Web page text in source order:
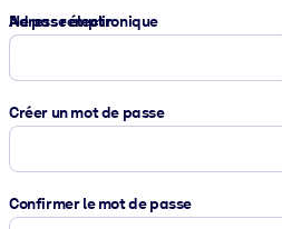
Ne pas remplir
Adresse électronique
Créer un mot de passe
Confirmer le mot de passe